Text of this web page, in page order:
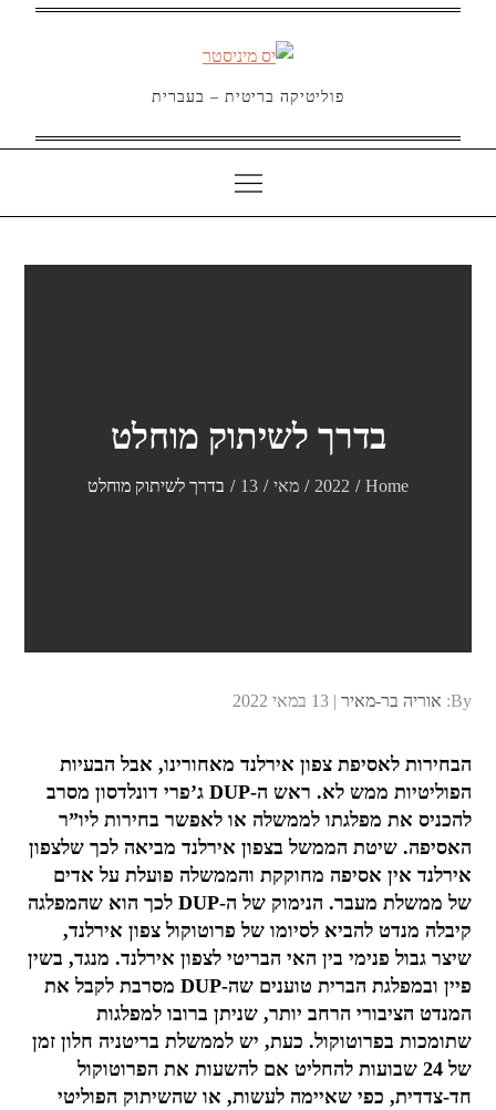
פוליטיקה בריטית – בעברית
בדרך לשיתוק מוחלט
Home
2022 מאי 13 בדרך לשיתוק מוחלט
By: אוריה בר-מאיר
Posted
13 במאי 2022
הבחירות לאסיפת צפון אירלנד מאחורינו, אבל הבעיות
הפוליטיות ממש לא. ראש ה-DUP ג’פרי דונלדסון מסרב
להכניס את מפלגתו לממשלה או לאפשר בחירות ליו”ר
האסיפה. שיטת הממשל בצפון אירלנד מביאה לכך שלצפון
אירלנד אין אסיפה מחוקקת והממשלה פועלת על אדים
של ממשלת מעבר. הנימוק של ה-DUP לכך הוא שהמפלגה
קיבלה מנדט להביא לסיומו של פרוטוקול צפון אירלנד,
שיצר גבול פנימי בין האי הבריטי לצפון אירלנד. מנגד, בשין
פיין ובמפלגת הברית טוענים שה-DUP מסרבת לקבל את
המנדט הציבורי הרחב יותר, שניתן ברובו למפלגות
שתומכות בפרוטוקול. כעת, יש לממשלת בריטניה חלון זמן
של 24 שבועות להחליט אם להשעות את הפרוטוקול
חד-צדדית, כפי שאיימה לעשות, או שהשיתוק הפוליטי